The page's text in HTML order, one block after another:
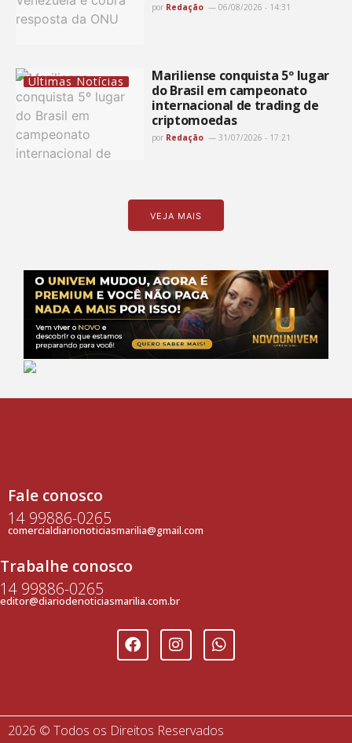
por Redação 06/08/2026 - 14:31
Últimas Notícias
Mariliense conquista 5º lugar
do Brasil em campeonato
internacional de trading de
criptomoedas
por Redação 31/07/2026 - 17:21
VEJA MAIS
Fale conosco
14 99886-0265
comercialdiarionoticiasmarilia@gmail.com
Trabalhe conosco
14 99886-0265
editor@diariodenoticiasmarilia.com.br
2026 © Todos os Direitos Reservados